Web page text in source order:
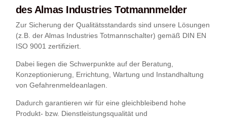
des Almas Industries Totmannmelder
Zur Sicherung der Qualitätsstandards sind unsere Lösungen
(z.B. der Almas Industries Totmannschalter) gemäß DIN EN
ISO 9001 zertifiziert.
Dabei liegen die Schwerpunkte auf der Beratung,
Konzeptionierung, Errichtung, Wartung und Instandhaltung
von Gefahrenmeldeanlagen.
Dadurch garantieren wir für eine gleichbleibend hohe
Produkt- bzw. Dienstleistungsqualität und